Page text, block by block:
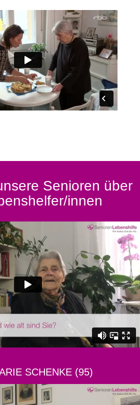
Senioren über
innen
SCHENKE (95)